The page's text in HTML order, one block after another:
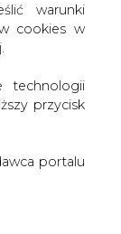
warunki
cookies w
technologii
przycisk
portalu
wiceprezesów
operacyjną,
wiceprezes
w
Wojciecha